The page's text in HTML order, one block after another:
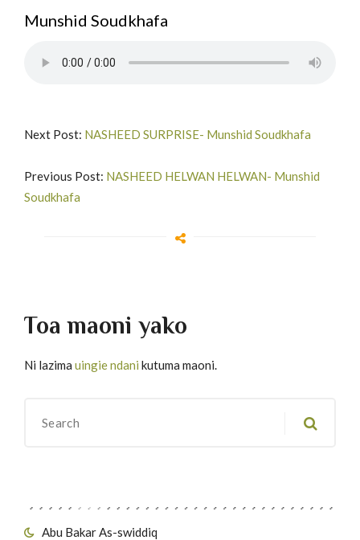
Abu Bakar As-swiddiq
Munshid Soudkhafa
Next Post: NASHEED SURPRISE- Munshid Soudkhafa
Previous Post: NASHEED HELWAN HELWAN- Munshid
Soudkhafa
Toa maoni yako
Ni lazima uingie ndani kutuma maoni.